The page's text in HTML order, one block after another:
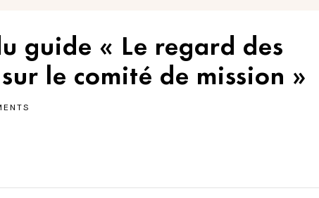
guide « Le regard des
le comité de mission »